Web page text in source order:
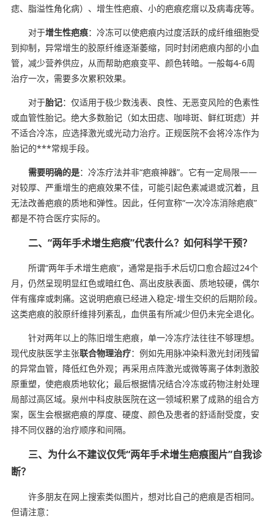
痣、脂溢性角化病）、增生性疤痕、小的疤痕疙瘩以及病毒疣等。
对于增生性疤痕：冷冻可以使疤痕内过度活跃的成纤维细胞受
到抑制，异常增生的胶原纤维逐渐萎缩，同时封闭疤痕内部的小血
管，减少营养供应，从而帮助疤痕变平、颜色转暗。一般每4-6周
治疗一次，需要多次累积效果。
对于胎记：仅适用于极少数浅表、良性、无恶变风险的色素性
或血管性胎记。绝大多数胎记（如太田痣、咖啡斑、鲜红斑痣）并
不适合冷冻，应选择激光或光动力治疗。正规医院不会将冷冻作为
胎记的***常规手段。
需要明确的是：冷冻疗法并非“疤痕神器”。它有一定局限——
对较厚、严重增生的疤痕效果不佳，可能引起色素减退或沉着，且
无法改善疤痕的质地和弹性。因此，任何宣称“一次冷冻消除疤痕”
都是不符合医疗实际的。
二、“两年手术增生疤痕”代表什么？如何科学干预？
所谓“两年手术增生疤痕”，通常是指手术后切口愈合超过24个
月，仍然呈现明显红色或暗红色、高出皮肤表面、质地较硬，偶尔
伴有瘙痒或刺痛。这说明疤痕已经进入稳定-增生交织的后期阶段。
这类疤痕的胶原纤维排列紊乱，血供虽有所减少但仍未完全退化。
针对两年以上的陈旧增生疤痕，单一冷冻疗法往往不够理想。
现代皮肤医学主张联合物理治疗：例如先用脉冲染料激光封闭残留
的异常血管，降低红色外观；再采用点阵激光或微等离子体刺激胶
原重塑，使疤痕质地软化；最后根据情况结合冷冻或药物注射处理
局部过高区域。泉州中科皮肤医院在这一领域积累了成熟的组合方
案，医生会根据疤痕的厚度、硬度、颜色及患者的舒适耐受度，安
排不同仪器的治疗顺序和间隔。
三、为什么不建议仅凭“两年手术增生疤痕图片”自我诊
断？
许多朋友在网上搜索类似图片，想对比自己的疤痕是否相同。
但请注意：